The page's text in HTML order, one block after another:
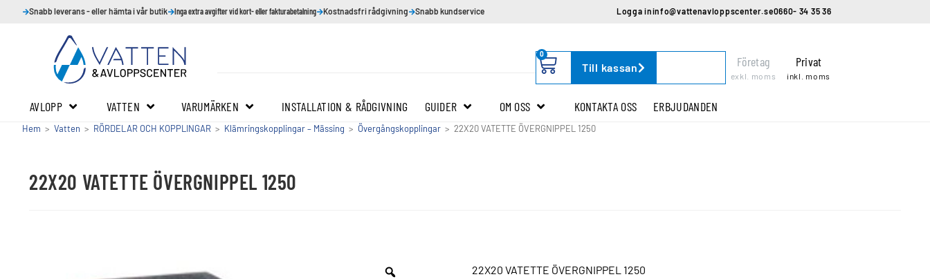
Snabb leverans - eller hämta i vår butik Inga extra avgifter vid kort- eller fakturabetalning Kostnadsfri rådgivning Snabb kundservice Logga ininfo@vattenavloppscenter.se0660- 34 35 36
0
Till kassan Företag
exkl. moms
Privat
inkl. moms
AVLOPP VATTEN VARUMÄRKEN INSTALLATION & RÅDGIVNING GUIDER OM OSS KONTAKTA OSS ERBJUDANDEN
Hem > Vatten > RÖRDELAR OCH KOPPLINGAR > Klämringskopplingar – Mässing > Övergångskopplingar > 22X20 VATETTE ÖVERGNIPPEL 1250
22X20 VATETTE ÖVERGNIPPEL 1250
22X20 VATETTE ÖVERGNIPPEL 1250